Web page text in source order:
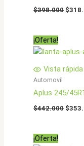
$398.000 El
$
¡Oferta!
Vista rápida
Automovil
Aplus 245/
$442.000 El
$
¡Oferta!